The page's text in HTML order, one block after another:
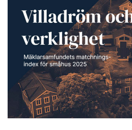
Mäklarsamfundets
matchningsindex